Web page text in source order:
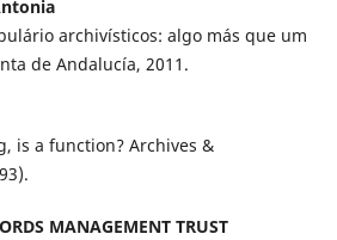
archivísticos: algo más que um
de Andalucía, 2011.
is a function? Archives &
MANAGEMENT TRUST